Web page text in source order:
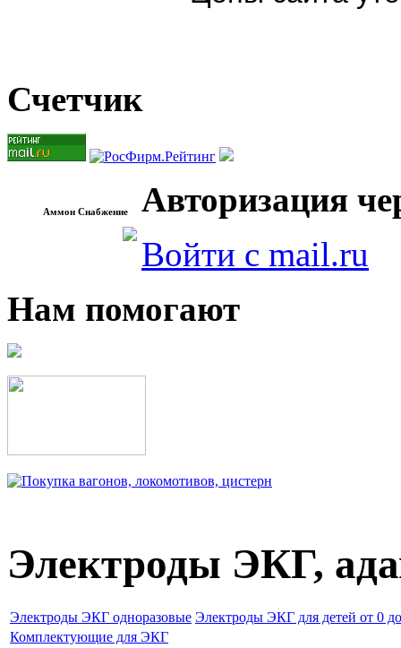
Счетчик
Аммон Снабжение
Авторизация
Войти с mail.ru
Нам помогают
Электроды ЭКГ,
Электроды ЭКГ одноразовые Электроды ЭКГ для детей от 0
Комплектующие для ЭКГ